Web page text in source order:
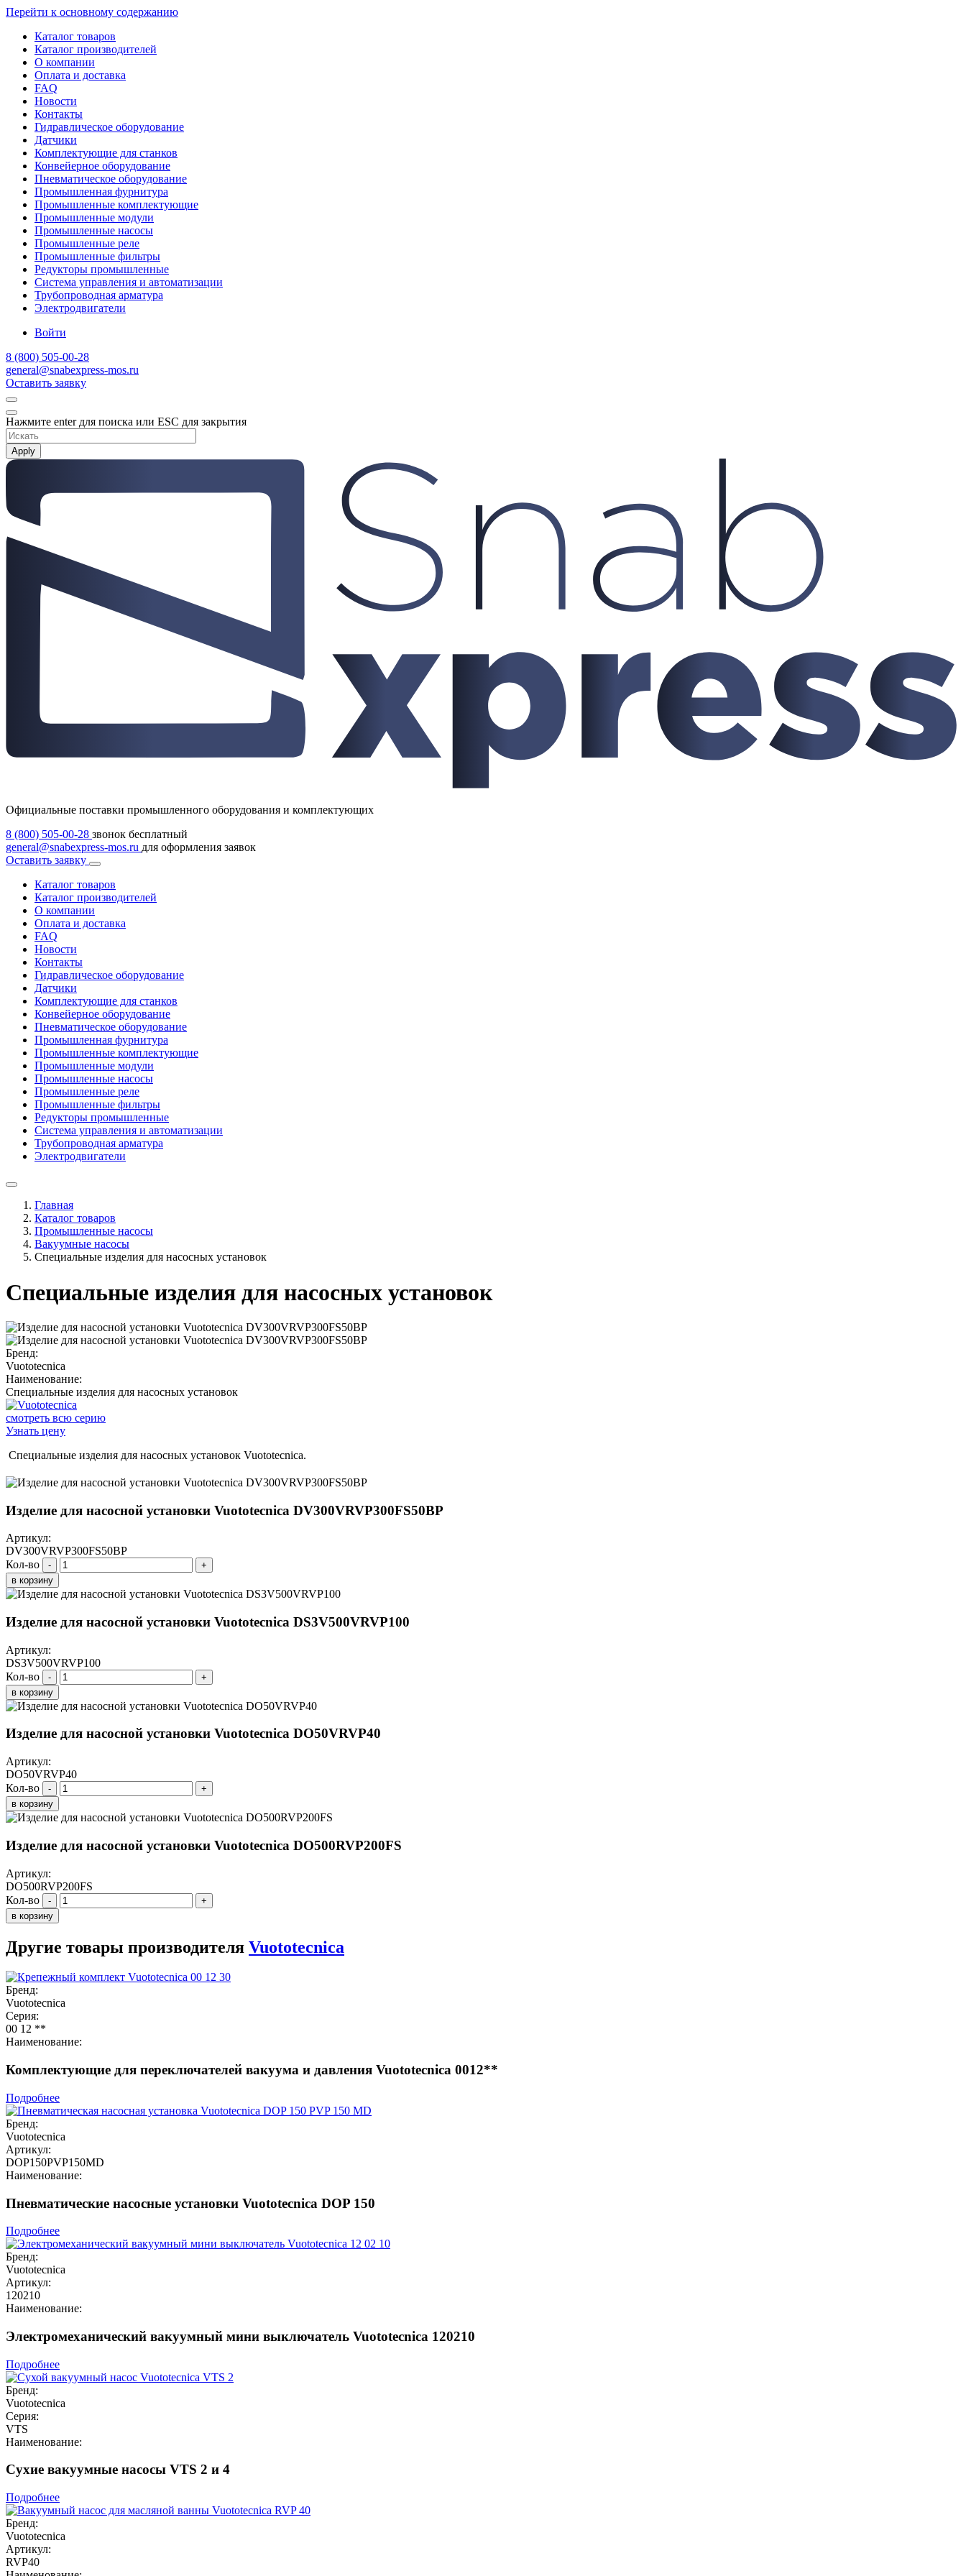
Перейти к основному содержанию
Каталог товаров
Каталог производителей
О компании
Оплата и доставка
FAQ
Новости
Контакты
Гидравлическое оборудование
Датчики
Комплектующие для станков
Конвейерное оборудование
Пневматическое оборудование
Промышленная фурнитура
Промышленные комплектующие
Промышленные модули
Промышленные насосы
Промышленные реле
Промышленные фильтры
Редукторы промышленные
Система управления и автоматизации
Трубопроводная арматура
Электродвигатели
Войти
8 (800) 505-00-28
general@snabexpress-mos.ru
Оставить заявку
Нажмите enter для поиска или ESC для закрытия
Apply
Официальные поставки промышленного оборудования и комплектующих
8 (800) 505-00-28 звонок бесплатный
general@snabexpress-mos.ru для оформления заявок
Оставить заявку
Каталог товаров
Каталог производителей
О компании
Оплата и доставка
FAQ
Новости
Контакты
Гидравлическое оборудование
Датчики
Комплектующие для станков
Конвейерное оборудование
Пневматическое оборудование
Промышленная фурнитура
Промышленные комплектующие
Промышленные модули
Промышленные насосы
Промышленные реле
Промышленные фильтры
Редукторы промышленные
Система управления и автоматизации
Трубопроводная арматура
Электродвигатели
Главная
Каталог товаров
Промышленные насосы
Вакуумные насосы
Специальные изделия для насосных установок
Специальные изделия для насосных установок
Бренд:
Vuototecnica
Наименование:
Специальные изделия для насосных установок
смотреть всю серию
Узнать цену
Специальные изделия для насосных установок Vuototecnica.
Изделие для насосной установки Vuototecnica DV300VRVP300FS50BP
Артикул:
DV300VRVP300FS50BP
Кол-во
-
+
в корзину
Изделие для насосной установки Vuototecnica DS3V500VRVP100
Артикул:
DS3V500VRVP100
Кол-во
-
+
в корзину
Изделие для насосной установки Vuototecnica DO50VRVP40
Артикул:
DO50VRVP40
Кол-во
-
+
в корзину
Изделие для насосной установки Vuototecnica DO500RVP200FS
Артикул:
DO500RVP200FS
Кол-во
-
+
в корзину
Другие товары производителя Vuototecnica
Бренд:
Vuototecnica
Серия:
00 12 **
Наименование:
Комплектующие для переключателей вакуума и давления Vuototecnica 0012**
Подробнее
Бренд:
Vuototecnica
Артикул:
DOP150PVP150MD
Наименование:
Пневматические насосные установки Vuototecnica DOP 150
Подробнее
Бренд:
Vuototecnica
Артикул:
120210
Наименование:
Электромеханический вакуумный мини выключатель Vuototecnica 120210
Подробнее
Бренд:
Vuototecnica
Серия:
VTS
Наименование:
Сухие вакуумные насосы VTS 2 и 4
Подробнее
Бренд:
Vuototecnica
Артикул:
RVP40